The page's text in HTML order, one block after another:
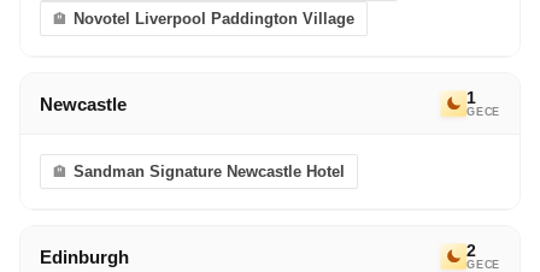
Novotel Liverpool Paddington Village
Newcastle 1
GECE
Sandman Signature Newcastle Hotel
Edinburgh 2
GECE